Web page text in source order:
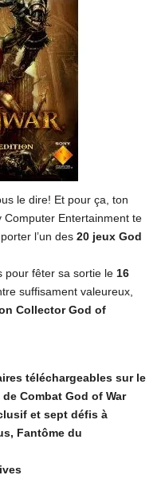
le dire! Et pour ça, ton
Computer Entertainment te
l’un des 20 jeux God
pour fêter sa sortie le 16
suffisament valeureux,
Collector God of
téléchargeables sur le
Combat God of War
et sept défis à
Fantôme du